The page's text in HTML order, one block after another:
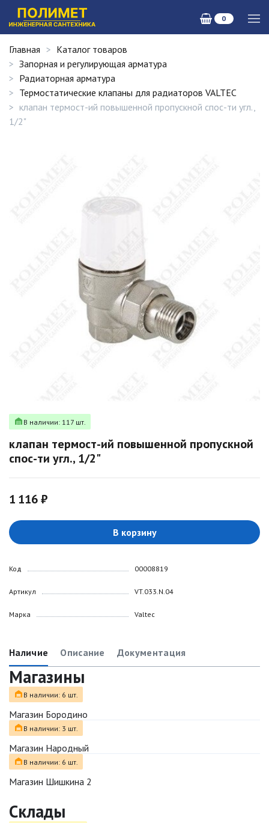
0
Главная
Каталог товаров
Запорная и регулирующая арматура
Радиаторная арматура
Термостатические клапаны для радиаторов VALTEC
клапан термост-ий повышенной пропускной спос-ти угл.,
1/2"
В наличии: 117 шт.
клапан термост-ий повышенной пропускной
спос-ти угл., 1/2"
1 116 ₽
В корзину
Код
Артикул
Марка
00008819
VT.033.N.04
Valtec
Наличие Описание Документация
Магазины
В наличии: 6 шт.
Магазин Бородино
В наличии: 3 шт.
Магазин Народный
В наличии: 6 шт.
Магазин Шишкина 2
Склады